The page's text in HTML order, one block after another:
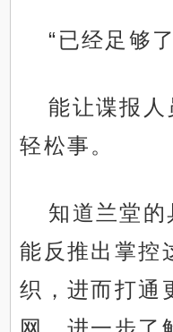
“已经足够
能让谍报人
轻松事。
知道兰堂
能反推出掌控
织，进而打通